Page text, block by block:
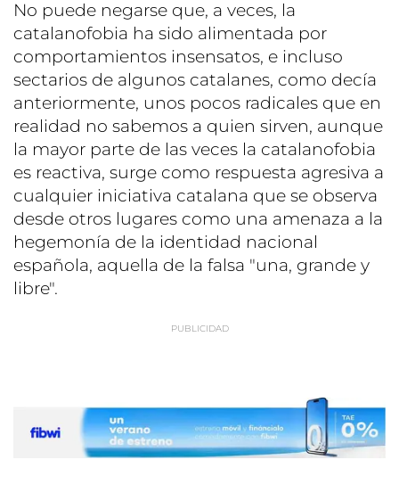
No puede negarse que, a veces, la
catalanofobia ha sido alimentada por
comportamientos insensatos, e incluso
sectarios de algunos catalanes, como decía
anteriormente, unos pocos radicales que en
realidad no sabemos a quien sirven, aunque
la mayor parte de las veces la catalanofobia
es reactiva, surge como respuesta agresiva a
cualquier iniciativa catalana que se observa
desde otros lugares como una amenaza a la
hegemonía de la identidad nacional
española, aquella de la falsa "una, grande y
libre".